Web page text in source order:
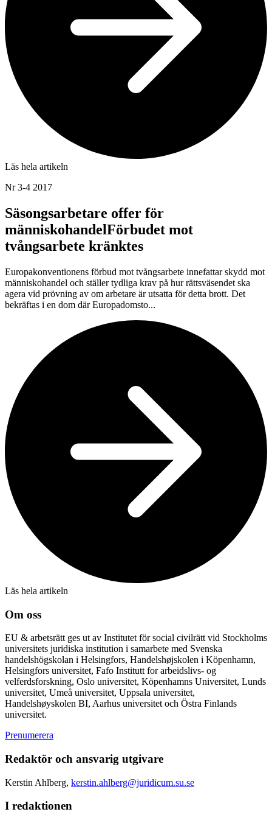
Läs hela artikeln
Nr 3-4 2017
Säsongsarbetare offer för
människohandelFörbudet mot
tvångsarbete kränktes
Europakonventionens förbud mot tvångsarbete innefattar skydd mot
människohandel och ställer tydliga krav på hur rättsväsendet ska
agera vid prövning av om arbetare är utsatta för detta brott. Det
bekräftas i en dom där Europadomsto...
Läs hela artikeln
Om oss
EU & arbetsrätt ges ut av Institutet för social civilrätt vid Stockholms
universitets juridiska institution i samarbete med Svenska
handelshögskolan i Helsingfors, Handelshøjskolen i Köpenhamn,
Helsingfors universitet, Fafo Institutt for arbeidslivs- og
velferdsforskning, Oslo universitet, Köpenhamns Universitet, Lunds
universitet, Umeå universitet, Uppsala universitet,
Handelshøyskolen BI, Aarhus universitet och Östra Finlands
universitet.
Prenumerera
Redaktör och ansvarig utgivare
Kerstin Ahlberg, kerstin.ahlberg@juridicum.su.se
I redaktionen